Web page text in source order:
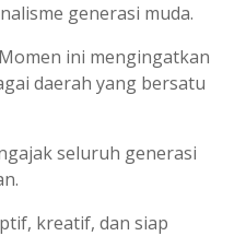
generasi muda.
ini mengingatkan
daerah yang bersatu
seluruh generasi
kreatif, dan siap